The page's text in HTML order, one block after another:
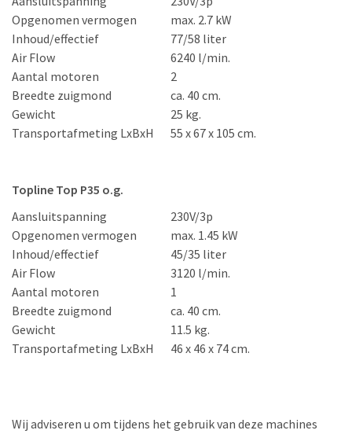
Opgenomen vermogen
max. 2.7 kW
Inhoud/effectief
77/58 liter
Air Flow
6240 l/min.
Aantal motoren
2
Breedte zuigmond
ca. 40 cm.
Gewicht
25 kg.
Transportafmeting LxBxH 55 x 67 x 105 cm.
Topline Top P35 o.g.
Aansluitspanning
230V/3p
Opgenomen vermogen
max. 1.45 kW
Inhoud/effectief
45/35 liter
Air Flow
3120 l/min.
Aantal motoren
1
Breedte zuigmond
ca. 40 cm.
Gewicht
11.5 kg.
Transportafmeting LxBxH 46 x 46 x 74 cm.
Wij adviseren u om tijdens het gebruik van deze machines